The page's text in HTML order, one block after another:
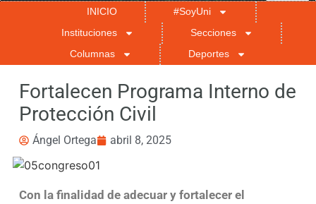
INICIO
#SoyUni
Instituciones
Secciones
Columnas
Deportes
Fortalecen Programa Interno de
Protección Civil
Ángel Ortega abril 8, 2025
Con la finalidad de adecuar y fortalecer el